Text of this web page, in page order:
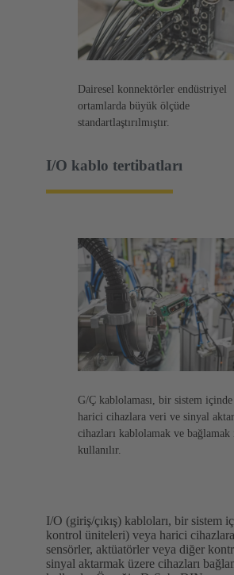
Dairesel konnektörler endüstriyel
ortamlarda büyük ölçüde
standartlaştırılmıştır.
I/O kablo tertibatları
G/Ç kablolaması, bir sistem içinde
harici cihazlara veri ve sinyal
cihazları kablolamak ve bağlamak
kullanılır.
I/O (giriş/çıkış) kabloları, bir sistem
kontrol üniteleri) veya harici
sensörler, aktüatörler veya diğer
sinyal aktarmak üzere cihazları